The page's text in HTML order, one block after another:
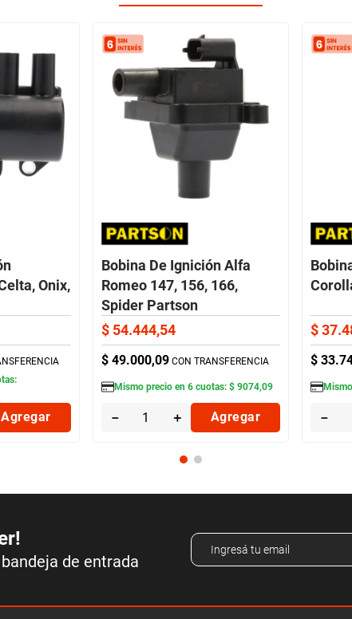
Onix,
Agregar
Bobina De Ignición Alfa
Romeo 147, 156, 166,
Spider Partson
$ 54.444,54
$ 49.000,09 CON TRANSFERENCIA
Mismo precio en 6cuotas: $ 9074,09
＋
－ Agregar
$37.
$ 33.
－
de entrada